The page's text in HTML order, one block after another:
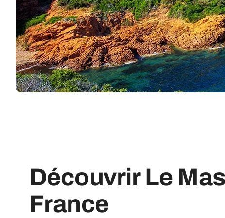
Découvrir Le
France